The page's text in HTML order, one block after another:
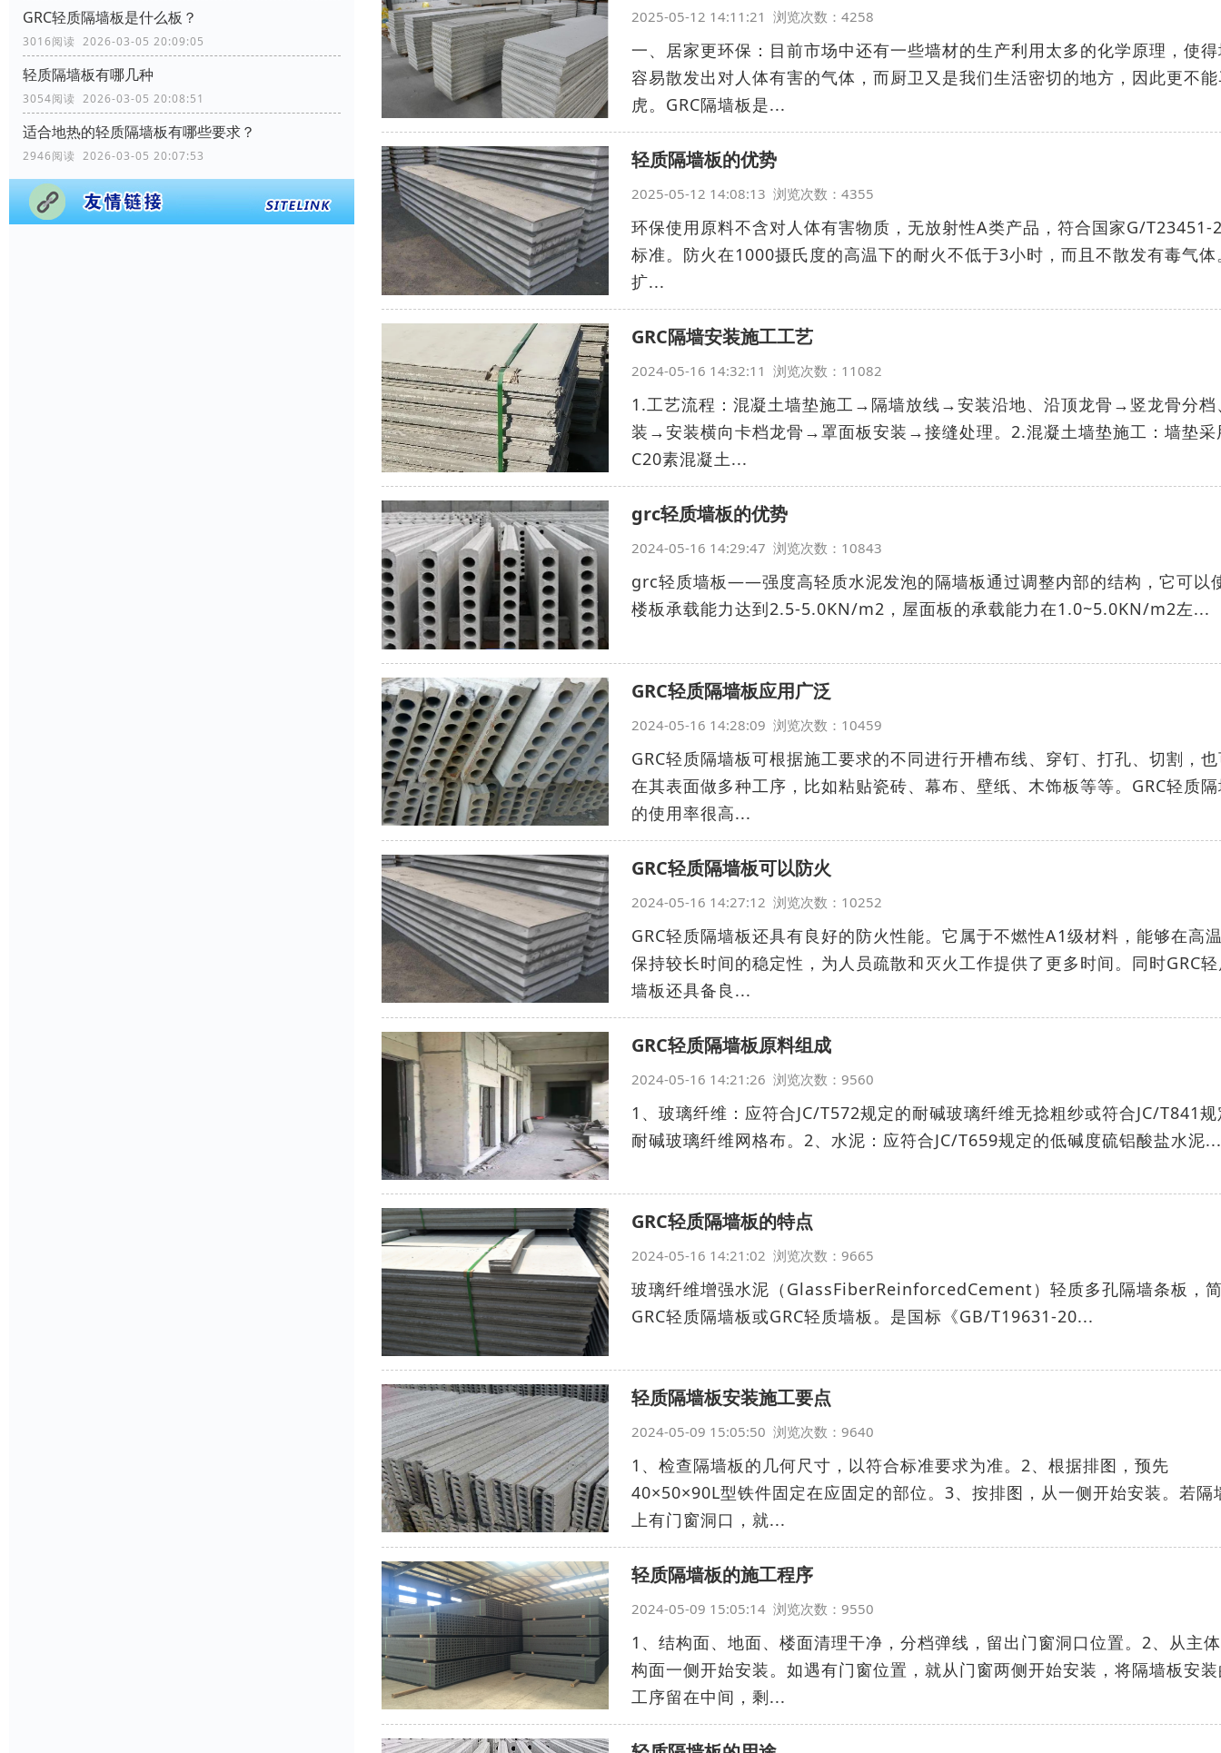
GRC轻质隔墙板是什么板？
3016阅读 2026-03-05 20:09:05
轻质隔墙板有哪几种
3054阅读 2026-03-05 20:08:51
适合地热的轻质隔墙板有哪些要求？
2946阅读 2026-03-05 20:07:53
2025-05-12 14:11:21 浏览次数：4258
一、居家更环保：目前市场中还有一些墙材的生产利用太多的化学原理，使
容易散发出对人体有害的气体，而厨卫又是我们生活密切的地方，因此更不
虎。GRC隔墙板是...
轻质隔墙板的优势
2025-05-12 14:08:13 浏览次数：4355
环保使用原料不含对人体有害物质，无放射性A类产品，符合国家G/T23451-
标准。防火在1000摄氏度的高温下的耐火不低于3小时，而且不散发有毒气体
扩...
GRC隔墙安装施工工艺
2024-05-16 14:32:11 浏览次数：11082
1.工艺流程：混凝土墙垫施工→隔墙放线→安装沿地、沿顶龙骨→竖龙骨分档
装→安装横向卡档龙骨→罩面板安装→接缝处理。2.混凝土墙垫施工：墙垫采
C20素混凝土...
grc轻质墙板的优势
2024-05-16 14:29:47 浏览次数：10843
grc轻质墙板——强度高轻质水泥发泡的隔墙板通过调整内部的结构，它可以
楼板承载能力达到2.5-5.0KN/m2，屋面板的承载能力在1.0~5.0KN/m2左...
GRC轻质隔墙板应用广泛
2024-05-16 14:28:09 浏览次数：10459
GRC轻质隔墙板可根据施工要求的不同进行开槽布线、穿钉、打孔、切割，
在其表面做多种工序，比如粘贴瓷砖、幕布、壁纸、木饰板等等。GRC轻质
的使用率很高...
GRC轻质隔墙板可以防火
2024-05-16 14:27:12 浏览次数：10252
GRC轻质隔墙板还具有良好的防火性能。它属于不燃性A1级材料，能够在高
保持较长时间的稳定性，为人员疏散和灭火工作提供了更多时间。同时GRC
墙板还具备良...
GRC轻质隔墙板原料组成
2024-05-16 14:21:26 浏览次数：9560
1、玻璃纤维：应符合JC/T572规定的耐碱玻璃纤维无捻粗纱或符合JC/T841
耐碱玻璃纤维网格布。2、水泥：应符合JC/T659规定的低碱度硫铝酸盐水泥...
GRC轻质隔墙板的特点
2024-05-16 14:21:02 浏览次数：9665
玻璃纤维增强水泥（GlassFiberReinforcedCement）轻质多孔隔墙条板，
GRC轻质隔墙板或GRC轻质墙板。是国标《GB/T19631-20...
轻质隔墙板安装施工要点
2024-05-09 15:05:50 浏览次数：9640
1、检查隔墙板的几何尺寸，以符合标准要求为准。2、根据排图，预先
40×50×90L型铁件固定在应固定的部位。3、按排图，从一侧开始安装。若隔
上有门窗洞口，就...
轻质隔墙板的施工程序
2024-05-09 15:05:14 浏览次数：9550
1、结构面、地面、楼面清理干净，分档弹线，留出门窗洞口位置。2、从主
构面一侧开始安装。如遇有门窗位置，就从门窗两侧开始安装，将隔墙板安
工序留在中间，剩...